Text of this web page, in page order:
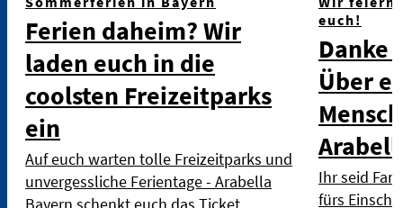
Ferien daheim? Wir
laden euch in die
coolsten Freizeitparks
ein
Auf euch warten tolle Freizeitparks und
unvergessliche Ferientage - Arabella
euch!
Danke
Über
Ihr seid
fürs